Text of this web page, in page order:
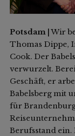
Potsdam | Wir
Thomas Dippe,
Cook. Der
verwurzelt.
Geschäft, er
Babelsberg mit
für
Berufsstand